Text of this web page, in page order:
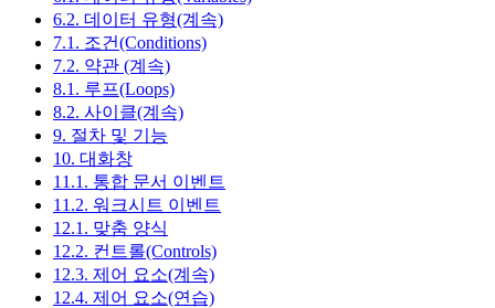
6.2. 데이터 유형(계속)
7.1. 조건(Conditions)
7.2. 약관 (계속)
8.1. 루프(Loops)
8.2. 사이클(계속)
9. 절차 및 기능
10. 대화창
11.1. 통합 문서 이벤트
11.2. 워크시트 이벤트
12.1. 맞춤 양식
12.2. 컨트롤(Controls)
12.3. 제어 요소(계속)
12.4. 제어 요소(연습)